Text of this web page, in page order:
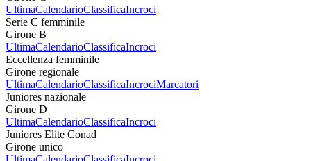
UltimaCalendarioClassificaIncroci
Serie C femminile
Girone B
UltimaCalendarioClassificaIncroci
Eccellenza femminile
Girone regionale
UltimaCalendarioClassificaIncrociMarcatori
Juniores nazionale
Girone D
UltimaCalendarioClassificaIncroci
Juniores Elite Conad
Girone unico